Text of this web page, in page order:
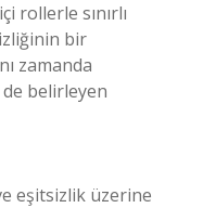
rollerle sınırlı
bir
zamanda
belirleyen
eşitsizlik üzerine